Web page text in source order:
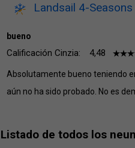
Landsail 4-Seasons
bueno
Calificación Cinzia: 4,48
Absolutamente bueno teniendo
aún no ha sido probado. No es
Listado de todos los